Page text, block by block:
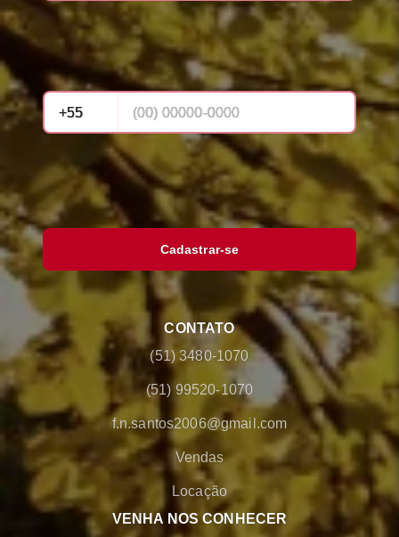
Cadastrar-se
CONTATO
(51) 3480-1070
(51) 99520-1070
f.n.santos2006@gmail.com
Vendas
Locação
VENHA NOS CONHECER